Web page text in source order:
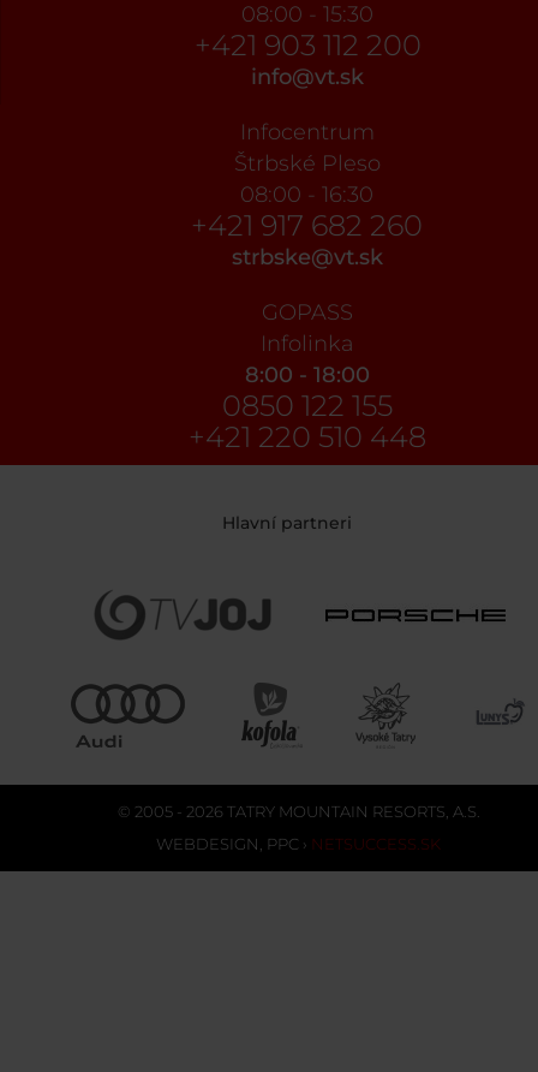
08:00 - 15:30
+421 903 112 200
info@vt.sk
Infocentrum
Štrbské Pleso
08:00 - 16:30
+421 917 682 260
strbske@vt.sk
GOPASS
Infolinka
8:00 - 18:00
0850 122 155
+421 220 510 448
Hlavní partneri
© 2005 - 2026 TATRY MOUNTAIN RESORTS, A.S.
WEBDESIGN PPC › NETSUCCESS.SK